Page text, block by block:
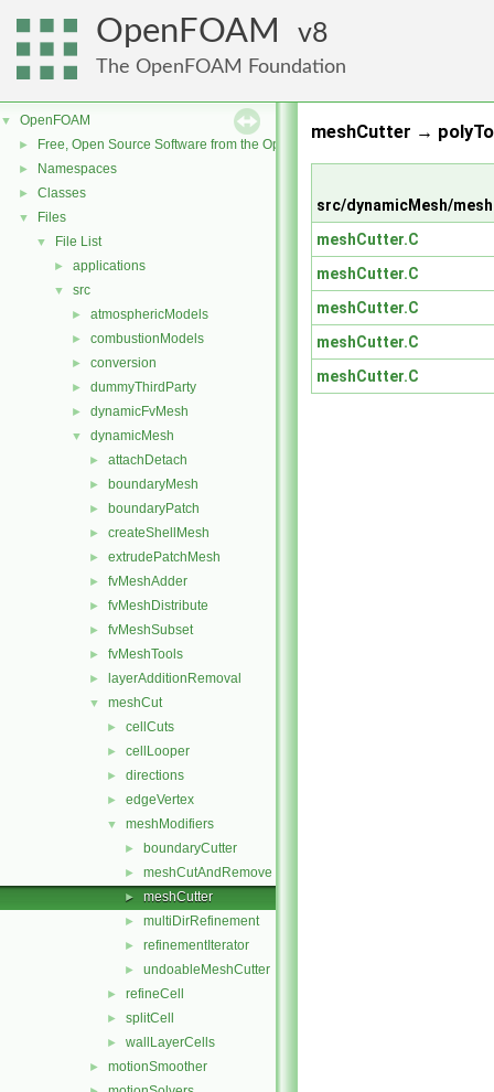
OpenFOAM 8
The OpenFOAM Foundation
▼ OpenFOAM
► Free, Open Source Software from the OpenFOAM Foundation
► Namespaces
► Classes
▼ Files
▼ File List
► applications
▼ src
► atmosphericModels
► combustionModels
► conversion
► dummyThirdParty
► dynamicFvMesh
▼ dynamicMesh
► attachDetach
► boundaryMesh
► boundaryPatch
► createShellMesh
► extrudePatchMesh
► fvMeshAdder
► fvMeshDistribute
► fvMeshSubset
► fvMeshTools
► layerAdditionRemoval
▼ meshCut
► cellCuts
► cellLooper
► directions
► edgeVertex
▼ meshModifiers
► boundaryCutter
► meshCutAndRemove
► meshCutter
► multiDirRefinement
► refinementIterator
► undoableMeshCutter
► refineCell
► splitCell
► wallLayerCells
► motionSmoother
meshCutter →
src/dynamicMesh/
meshCutter.C
meshCutter.C
meshCutter.C
meshCutter.C
meshCutter.C